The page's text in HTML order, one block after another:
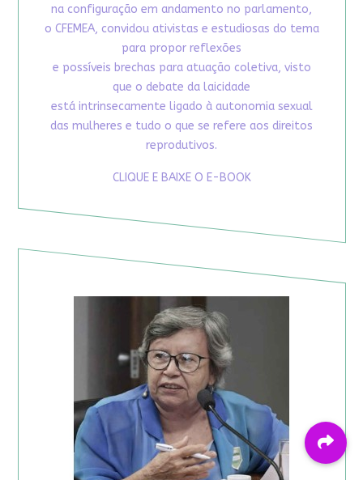
na configuração em andamento no parlamento,
o CFEMEA, convidou ativistas e estudiosas do tema
para propor reflexões
e possíveis brechas para atuação coletiva, visto
que o debate da laicidade
está intrinsecamente ligado à autonomia sexual
das mulheres e tudo o que se refere aos direitos
reprodutivos.
CLIQUE E BAIXE O E-BOOK